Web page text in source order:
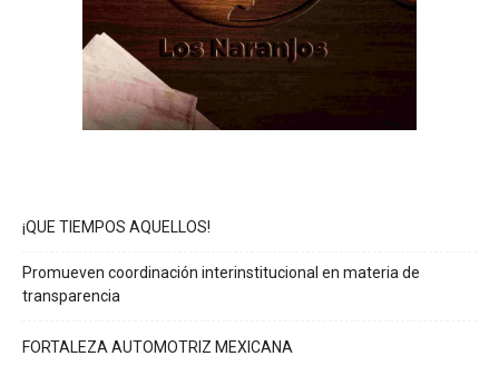
¡QUE TIEMPOS AQUELLOS!
Promueven coordinación interinstitucional en materia de
transparencia
FORTALEZA AUTOMOTRIZ MEXICANA